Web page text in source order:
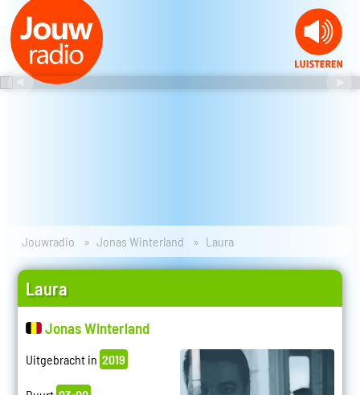
Jouwradio Jonas Winterland Laura
Laura
Jonas Winterland
Uitgebracht in 2019